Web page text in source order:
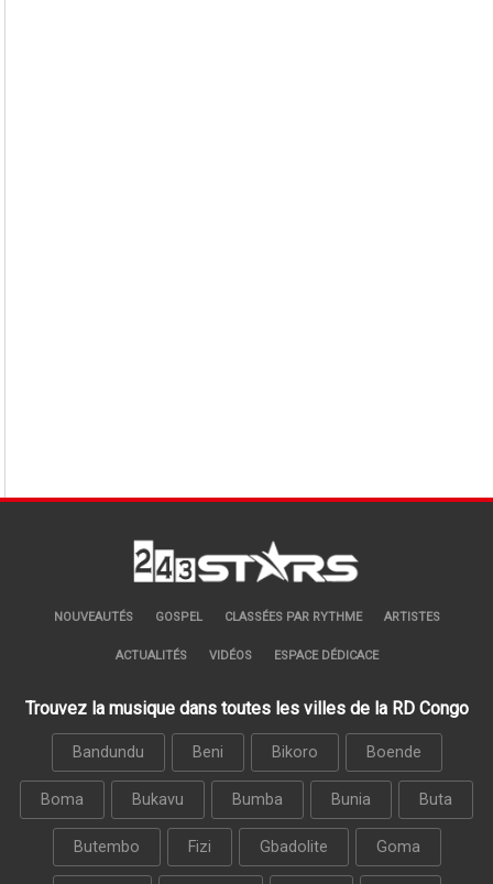
NOUVEAUTÉS GOSPEL CLASSÉES PAR RYTHME ARTISTES
ACTUALITÉS VIDÉOS ESPACE DÉDICACE
Trouvez la musique dans toutes les villes de la RD Congo
Bandundu Beni Bikoro Boende
Boma Bukavu Bumba Bunia Buta
Butembo Fizi Gbadolite Goma